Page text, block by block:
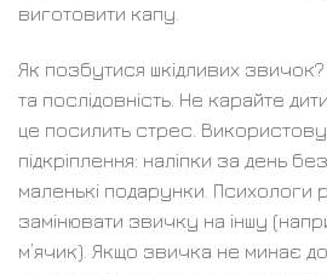
виготовити капу.
Як позбутися шкідливих
та послідовність. Не карайте
це посилить стрес.
підкріплення: наліпки за день
маленькі подарунки. Психологи
замінювати звичку на іншу
м’ячик). Якщо звичка не минає